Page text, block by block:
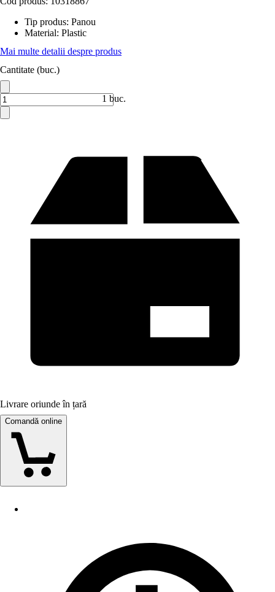
Tip produs: Panou
Material: Plastic
Mai multe detalii despre produs
Cantitate (buc.)
1 buc.
Livrare oriunde în țară
Comandă online